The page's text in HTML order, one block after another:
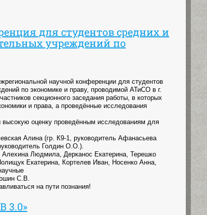
для студентов средних и
учреждений по
научной конференции для студентов
по экономике и праву, проводимой АТиСО в г.
секционного заседания работы, в которых
и права, а проведённые исследования
оценку проведённым исследованиям для
Алина (гр. К9-1, руководитель Афанасьева
Голдин О.О.).
Людмила, Дерканос Екатерина, Терешко
Екатерина, Кортелев Иван, Носенко Анна,
С.В.
на пути познания!
3.0»